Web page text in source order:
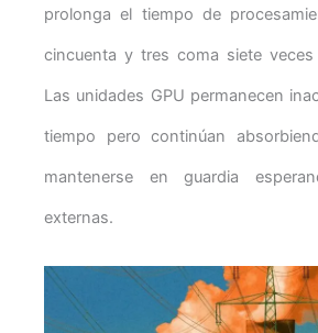
prolonga el tiempo de
cincuenta y tres coma siete
Las unidades GPU permanecen
tiempo pero continúan
mantenerse en guardia
externas.